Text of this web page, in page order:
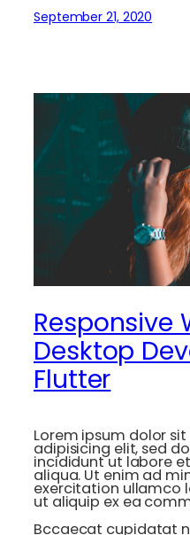
September 21, 2020
Responsive
Desktop
Flutter
Lorem ipsum dolor
adipisicing elit, sed
incididunt ut labore
aliqua. Ut enim ad
exercitation ullamco
ut aliquip ex ea
Bccaecat cupidatat